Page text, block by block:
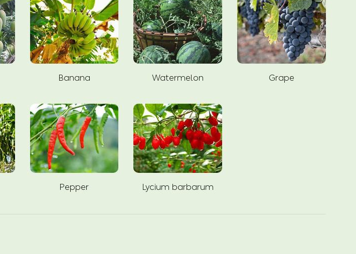
Banana Watermelon Grape
Pepper Lycium barbarum